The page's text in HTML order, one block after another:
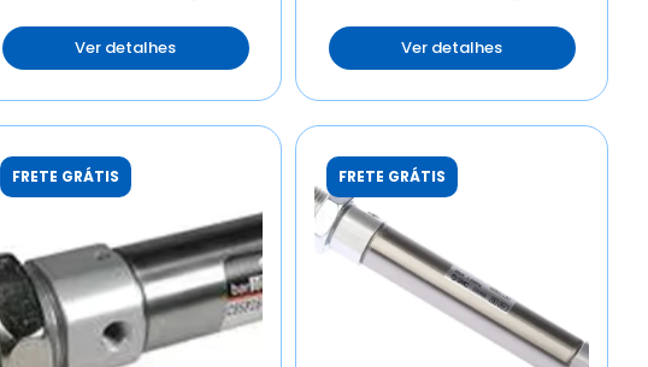
Ver detalhes Ver detalhes
FRETE GRÁTIS FRETE GRÁTIS